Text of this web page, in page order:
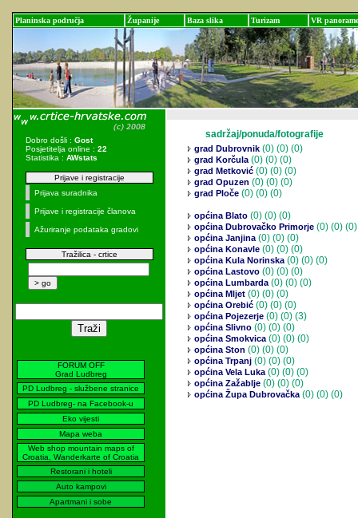
Planinska područja Županije Baza slika Turizam VR panorame
Dobro došli : Gost
Posjetitelja online : 22
Statistika : AWstats
Prijave i registracije
Prijava suradnika
Prijave i registracije članova
Ažuriranje podataka gradovi
Tražilica - crtice
FORUM OFF
Grad Ludbreg
PD Ludbreg - službene stranice
PD Ludbreg- na Facebook-u
Eko vijesti
Mapa weba
Web shop mountain maps of
Croatia, Wanderkarte of Croatia
Restorani i hoteli
Auto kampovi
Apartmani i sobe
sadržaj/ponuda/fotografije
grad Dubrovnik (0) (0) (0)
grad Korčula(0) (0) (0)
grad Metković (0) (0) (0)
grad Opuzen (0) (0) (0)
grad Ploče (0) (0) (0)
općina Blato (0) (0) (0)
općina Dubrovačko Primorje (0) (0) (0)
općina Janjina(0) (0) (0)
općina Konavle (0) (0) (0)
općina Kula Norinska(0) (0) (0)
općina Lastovo (0) (0) (0)
općina Lumbarda(0) (0) (0)
općina Mljet (0) (0) (0)
općina Orebić (0) (0) (0)
općina Pojezerje (0) (0) (3)
općina Slivno (0) (0) (0)
općina Smokvica(0) (0) (0)
općina Ston (0) (0) (0)
općina Trpanj (0) (0) (0)
općina Vela Luka(0) (0) (0)
općina Zažablje (0) (0) (0)
općina Župa Dubrovačka(0) (0) (0)